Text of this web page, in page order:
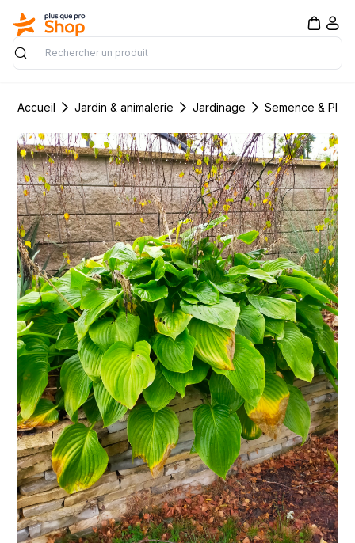
Rechercher
Accueil Jardin & animalerie Jardinage Semence &